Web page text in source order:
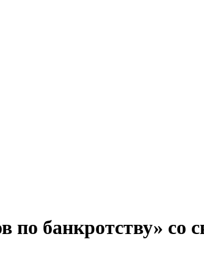
по банкротству» со